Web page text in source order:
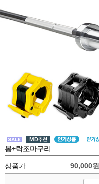
봉+락조마구리
상품가 90,000원